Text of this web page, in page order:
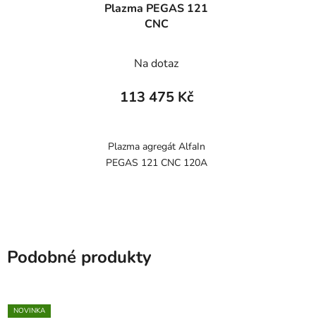
Plazma PEGAS 121
CNC
Na dotaz
113 475 Kč
Plazma agregát AlfaIn
PEGAS 121 CNC 120A
Podobné produkty
NOVINKA